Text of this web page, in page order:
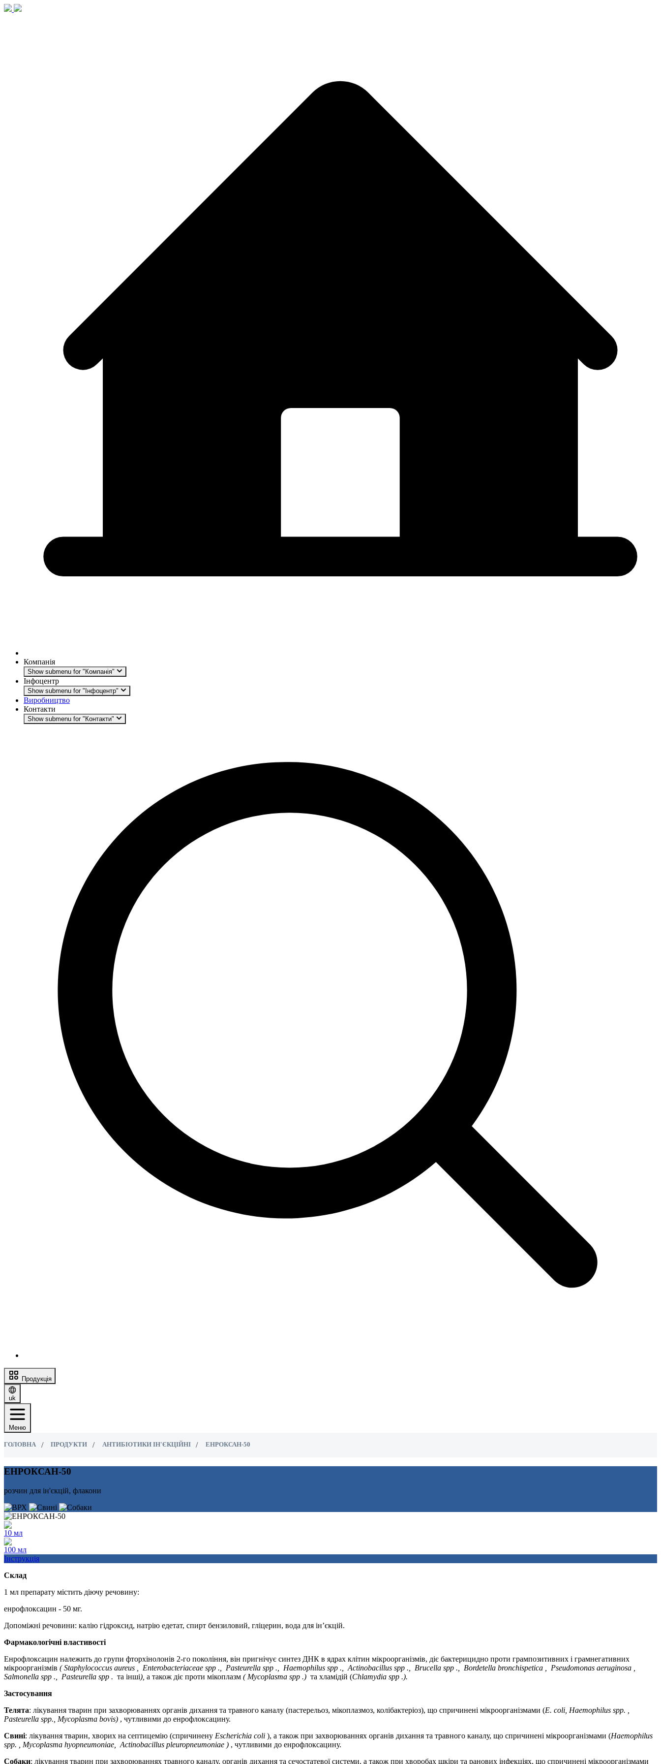
Компанія
Show submenu for "Компанія"
Інфоцентр
Show submenu for "Інфоцентр"
Виробництво
Контакти
Show submenu for "Контакти"
Продукція
uk
Меню
ГОЛОВНА ПРОДУКТИ АНТИБІОТИКИ ІН'ЄКЦІЙНІ ЕНРОКСАН-50
ЕНРОКСАН-50
розчин для ін'єкцій, флакони
10 мл
100 мл
Інструкція
Склад
1 мл препарату містить діючу речовину:
енрофлоксацин - 50 мг.
Допоміжні речовини: калію гідроксид, натрію едетат, спирт бензиловий, гліцерин, вода для ін’єкцій.
Фармакологічні властивості
Енрофлоксацин належить до групи фторхінолонів 2-го покоління, він пригнічує синтез ДНК в ядрах клітин мікроорганізмів, діє бактерицидно проти грампозитивних і грамнегативних
мікроорганізмів ( Staphylococcus aureus Enterobacteriaceae spp ., Pasteurella spp ., Haemophilus spp ., Actinobacillus spp ., Brucella spp ., Bordetella bronchispetica Pseudomonas aeruginosa
Salmonella spp ., Pasteurella spp . та інші), а також діє проти мікоплазм ( Mycoplasma spp .) та хламідій (Chlamydia spp .).
Застосування
Телята: лікування тварин при захворюваннях органів дихання та травного каналу (пастерельоз, мікоплазмоз, колібактеріоз), що спричинені мікроорганізмами (E. coli, Haemophilus spp.
Pasteurella spp., Mycoplasma bovis) , чутливими до енрофлоксацину.
Cвині: лікування тварин, хворих на септицемію (спричинену Escherichia coli ), а також при захворюваннях органів дихання та травного каналу, що спричинені мікроорганізмами (Haemophilus
spp.
, Mycoplasma hyopneumoniae, Actinobacillus pleuropneumoniae ) , чутливими до енрофлоксацину.
Собаки: лікування тварин при захворюваннях травного каналу, органів дихання та сечостатевої системи, а також при хворобах шкіри та ранових інфекціях, що спричинені мікроорганізмами